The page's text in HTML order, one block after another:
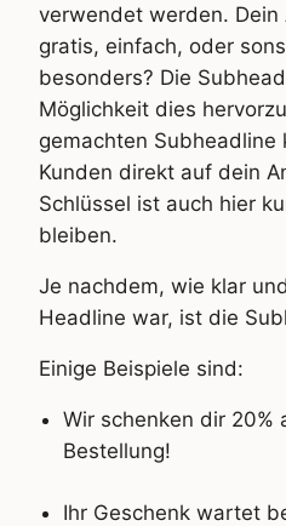
verwendet werden. Dein
gratis, einfach, oder
besonders? Die
Möglichkeit dies
gemachten Subheadline
Kunden direkt auf dein
Schlüssel ist auch hier
bleiben.
Je nachdem, wie klar
Headline war, ist die
Einige Beispiele sind:
Wir schenken dir 20%
Bestellung!
Ihr Geschenk wartet